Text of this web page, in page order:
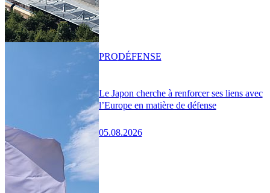
Le Japon cherche à renforcer ses liens avec
l’Europe en matière de défense
05.08.2026
PRODÉFENSE